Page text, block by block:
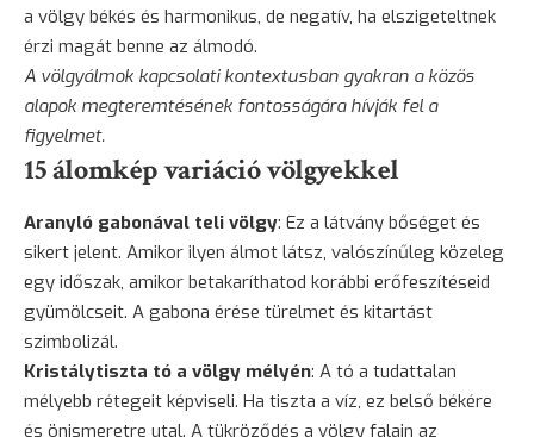
a völgy békés és harmonikus, de negatív, ha elszigeteltnek
érzi magát benne az álmodó.
A völgyálmok kapcsolati kontextusban gyakran a közös
alapok megteremtésének fontosságára hívják fel a
figyelmet.
15 álomkép variáció völgyekkel
Aranyló gabonával teli völgy: Ez a látvány bőséget és
sikert jelent. Amikor ilyen álmot látsz, valószínűleg közeleg
egy időszak, amikor betakaríthatod korábbi erőfeszítéseid
gyümölcseit. A gabona érése türelmet és kitartást
szimbolizál.
Kristálytiszta tó a völgy mélyén: A tó a tudattalan
mélyebb rétegeit képviseli. Ha tiszta a víz, ez belső békére
és önismeretre utal. A tükröződés a völgy falain az